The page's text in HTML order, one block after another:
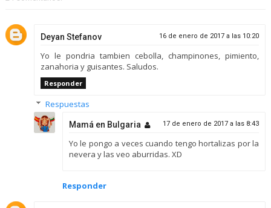
Deyan Stefanov 16 de enero de 2017 a las 10:20
Yo le pondria tambien cebolla, champinones, pimiento,
zanahoria y guisantes. Saludos.
Responder
Respuestas
Mamá en Bulgaria 17 de enero de 2017 a las 8:43
Yo le pongo a veces cuando tengo hortalizas por la
nevera y las veo aburridas. XD
Responder